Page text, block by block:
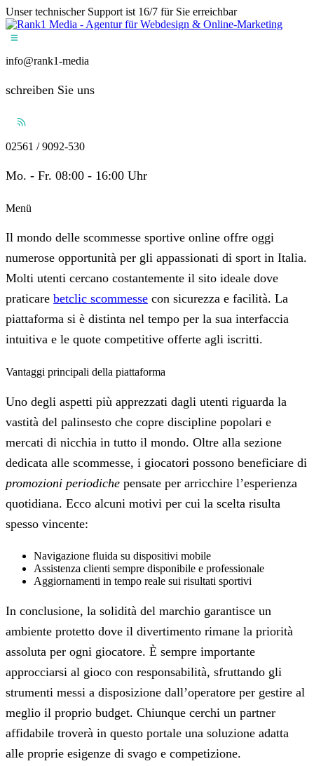
Unser technischer Support ist 16/7 für Sie erreichbar
info@rank1-media
schreiben Sie uns
02561 / 9092-530
Mo. - Fr. 08:00 - 16:00 Uhr
Menü
Il mondo delle scommesse sportive online offre oggi
numerose opportunità per gli appassionati di sport in Italia.
Molti utenti cercano costantemente il sito ideale dove
praticare betclic scommesse con sicurezza e facilità. La
piattaforma si è distinta nel tempo per la sua interfaccia
intuitiva e le quote competitive offerte agli iscritti.
Vantaggi principali della piattaforma
Uno degli aspetti più apprezzati dagli utenti riguarda la
vastità del palinsesto che copre discipline popolari e
mercati di nicchia in tutto il mondo. Oltre alla sezione
dedicata alle scommesse, i giocatori possono beneficiare di
promozioni periodiche pensate per arricchire l’esperienza
quotidiana. Ecco alcuni motivi per cui la scelta risulta
spesso vincente:
Navigazione fluida su dispositivi mobile
Assistenza clienti sempre disponibile e professionale
Aggiornamenti in tempo reale sui risultati sportivi
In conclusione, la solidità del marchio garantisce un
ambiente protetto dove il divertimento rimane la priorità
assoluta per ogni giocatore. È sempre importante
approcciarsi al gioco con responsabilità, sfruttando gli
strumenti messi a disposizione dall’operatore per gestire al
meglio il proprio budget. Chiunque cerchi un partner
affidabile troverà in questo portale una soluzione adatta
alle proprie esigenze di svago e competizione.